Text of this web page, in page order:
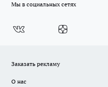
Мы в социальных сетях
Заказать рекламу
О нас